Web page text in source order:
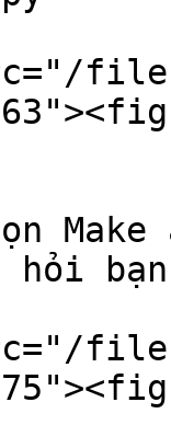
files/
hỏi
files/